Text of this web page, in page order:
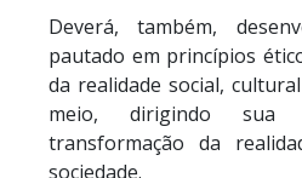
Deverá, também,
pautado em princípios
da realidade social,
meio, dirigindo sua
transformação da
sociedade.